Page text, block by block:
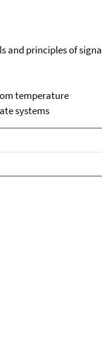
and principles of
temperature
systems